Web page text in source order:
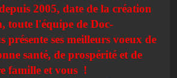
2005, date de la création
toute l'équipe de Doc-
présente ses meilleurs voeux de
santé, de prospérité et de
famille et vous !